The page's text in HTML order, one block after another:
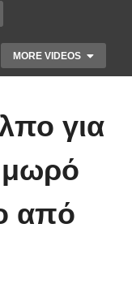
MORE VIDEOS
για
μωρό
από